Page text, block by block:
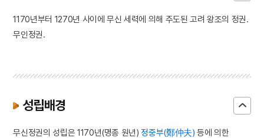
1170년부터 1270년 사이에 무신 세력에 의해 주도된 고려 왕조의 정권.
무인정권.
성립배경
무신정권의 성립은 1170년(명종 원년) 정중부(鄭仲夫) 등에 의한